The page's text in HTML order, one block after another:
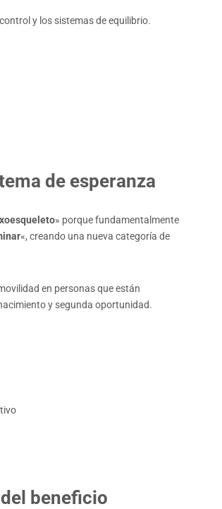
y los sistemas de equilibrio.
de esperanza
» porque fundamentalmente
«, creando una nueva categoría de
en personas que están
y segunda oportunidad.
beneficio